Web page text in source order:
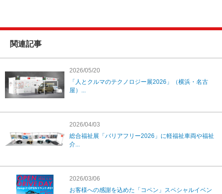
関連記事
2026/05/20
「人とクルマのテクノロジー展2026」（横浜・名古
屋）...
2026/04/03
総合福祉展「バリアフリー2026」に軽福祉車両や福祉
介...
2026/03/06
お客様への感謝を込めた「コペン」スペシャルイベン